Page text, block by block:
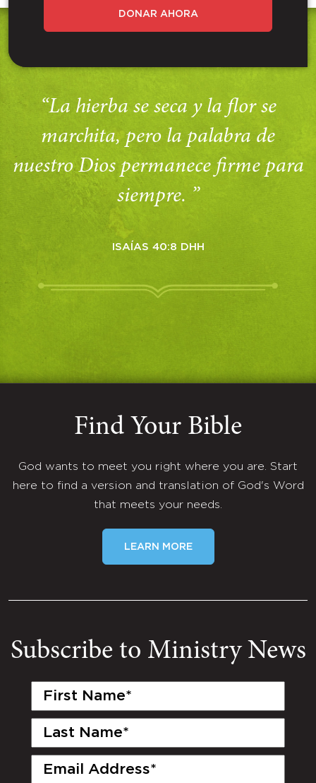
DONAR AHORA
“La hierba se seca y la flor se
marchita, pero la palabra de
nuestro Dios permanece firme para
siempre. ”
ISAÍAS 40:8 DHH
Find Your Bible
God wants to meet you right where you are. Start
here to find a version and translation of God's Word
that meets your needs.
LEARN MORE
Subscribe to Ministry News
First
Last
Email
(Required)